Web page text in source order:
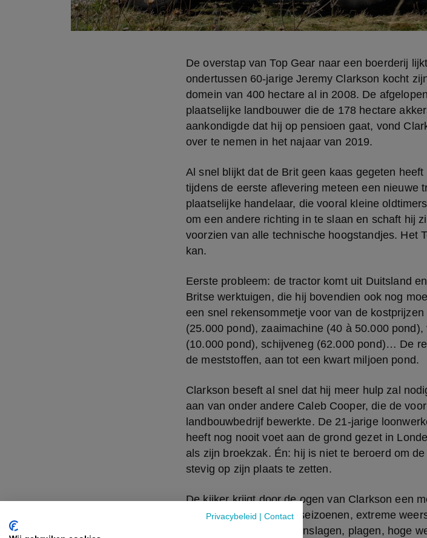
Privacybeleid Contact
De overstap van Top Gear naar een boerderij
ondertussen 60-jarige Jeremy Clarkson kocht
domein van 400 hectare al in 2008. De
plaatselijke landbouwer die de 178 hectare
aankondigde dat hij op pensioen gaat, vond
over te nemen in het najaar van 2019.
Al snel blijkt dat de Brit geen kaas gegeten
tijdens de eerste aflevering meteen een nieuwe
plaatselijke handelaar, die vooral kleine
om een andere richting in te slaan en schaft hij
voorzien van alle technische hoogstandjes. Het
kan.
Eerste probleem: de tractor komt uit Duitsland
Britse werktuigen, die hij bovendien ook nog
een snel rekensommetje voor van de
(25.000 pond), zaaimachine (40 à 50.000
(10.000 pond), schijveneg (62.000 pond)… De
de meststoffen, aan tot een kwart miljoen pond.
Clarkson beseft al snel dat hij meer hulp zal
aan van onder andere Caleb Cooper, die de
landbouwbedrijf bewerkte. De 21-jarige
heeft nog nooit voet aan de grond gezet in
als zijn broekzak. Én: hij is niet te beroerd om
stevig op zijn plaats te zetten.
De kijker krijgt door de ogen van Clarkson een
bepaald wordt door de seizoenen, extreme
klimaatopwarming, tegenslagen, plagen, hoge